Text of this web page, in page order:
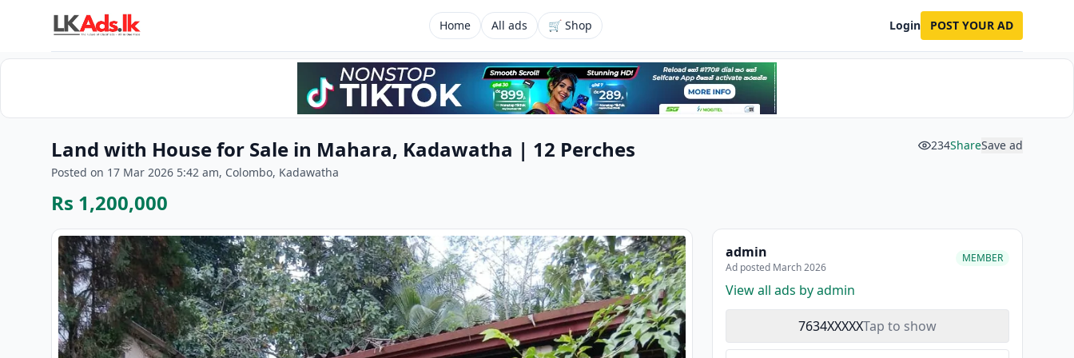
Home All ads 🛒 Shop Login POST YOUR AD
Land with House for Sale in Mahara, Kadawatha | 12 Perches 234ShareSave ad
Posted on 17 Mar 2026 5:42 am, Colombo, Kadawatha
Rs 1,200,000
admin
Ad posted March 2026
MEMBER
View all ads by admin
7634XXXXXTap to show